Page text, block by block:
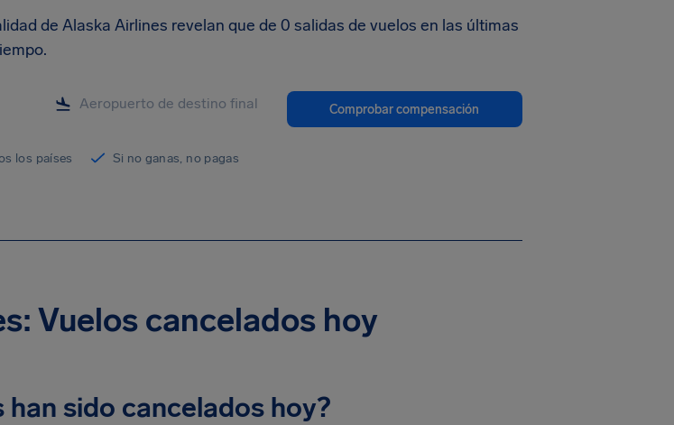
de Alaska Airlines revelan que de 0 salidas de vuelos en las últimas
Comprobar compensación
los países Si no ganas, no pagas
Vuelos cancelados hoy
han sido cancelados hoy?